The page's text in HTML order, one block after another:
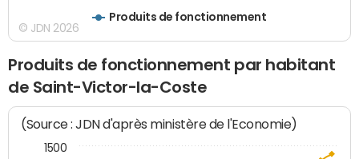
Produits de fonctionnement
© JDN 2026
Produits de fonctionnement par habitant
de Saint-Victor-la-Coste
(Source : JDN d'après ministère de l'Economie)
1500